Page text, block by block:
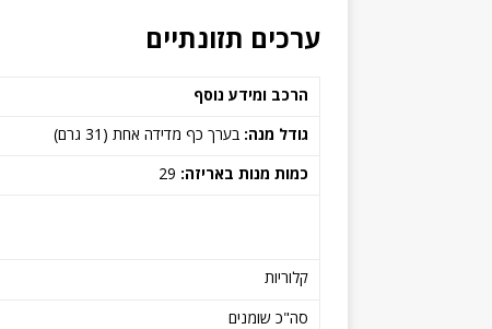
ערכים תזונתיים
הרכב ומידע נוסף
גודל מנה: בערך כף מדידה אחת (31 גרם)
כמות מנות באריזה:
קלוריות
סה"כ שומנים